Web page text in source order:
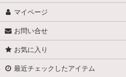
マイページ
お問い合せ
お気に入り
最近チェックしたアイテム